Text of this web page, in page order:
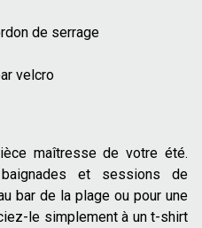
de serrage
velcro
maîtresse de votre été.
et sessions de
bar de la plage ou pour une
le simplement à un t-shirt